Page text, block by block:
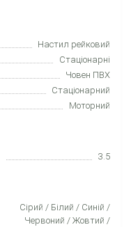
Настил рейковий
Стаціонарні
Човен ПВХ
Стаціонарний
Моторний
3.5
Сірий / Білий / Синій /
Червоний / Жовтий /